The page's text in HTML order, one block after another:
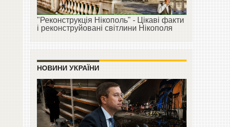
"Реконструкція Нікополь" - Цікаві факти
і реконструйовані світлини Нікополя
НОВИНИ УКРАЇНИ